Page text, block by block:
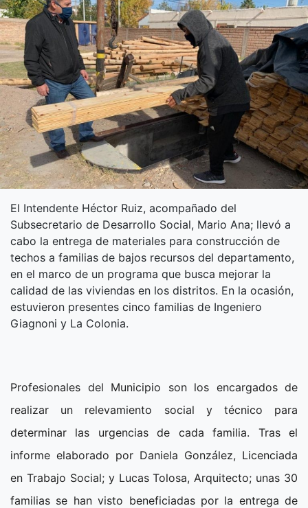
El Intendente Héctor Ruiz, acompañado del
Subsecretario de Desarrollo Social, Mario Ana; llevó a
cabo la entrega de materiales para construcción de
techos a familias de bajos recursos del departamento,
en el marco de un programa que busca mejorar la
calidad de las viviendas en los distritos. En la ocasión,
estuvieron presentes cinco familias de Ingeniero
Giagnoni y La Colonia.
Profesionales del Municipio son los encargados de
realizar un relevamiento social y técnico para
determinar las urgencias de cada familia. Tras el
informe elaborado por Daniela González, Licenciada
en Trabajo Social; y Lucas Tolosa, Arquitecto; unas 30
familias se han visto beneficiadas por la entrega de